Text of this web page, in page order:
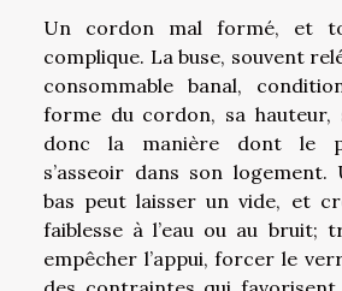
Un cordon mal formé, et
complique. La buse, souvent
consommable banal,
forme du cordon, sa hauteur,
donc la manière dont le
s’asseoir dans son
bas peut laisser un vide, et
faiblesse à l’eau ou au bruit;
empêcher l’appui, forcer le